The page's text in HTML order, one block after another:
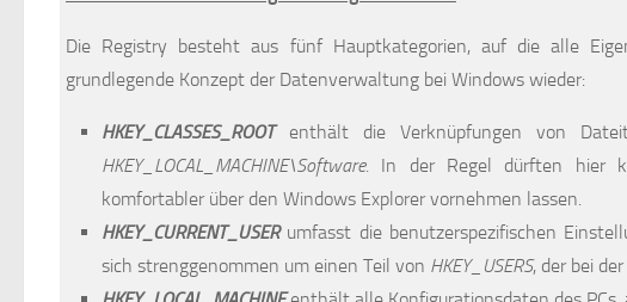
Die Registry besteht aus fünf Hauptkategorien, auf die alle
grundlegende Konzept der Datenverwaltung bei Windows wieder:
HKEY_CLASSES_ROOTenthält die Verknüpfungen von
HKEY_LOCAL_MACHINE\Software. In der Regel dürften hier
komfortabler über den Windows Explorer vornehmen lassen.
HKEY_CURRENT_USERumfasst die benutzerspezifischen
sich strenggenommen um einen Teil von HKEY_USERS, der bei